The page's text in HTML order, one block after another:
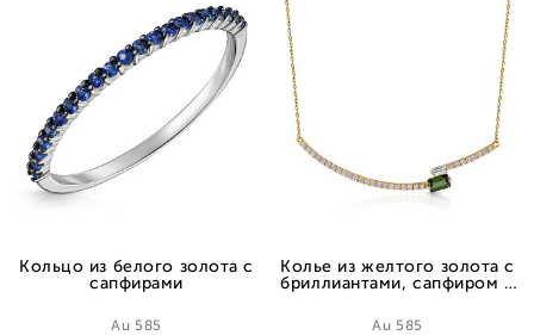
Кольцо из белого золота с
сапфирами
Au 585
Колье из желтого золота с
бриллиантами, сапфиром и
якорное
Au 585